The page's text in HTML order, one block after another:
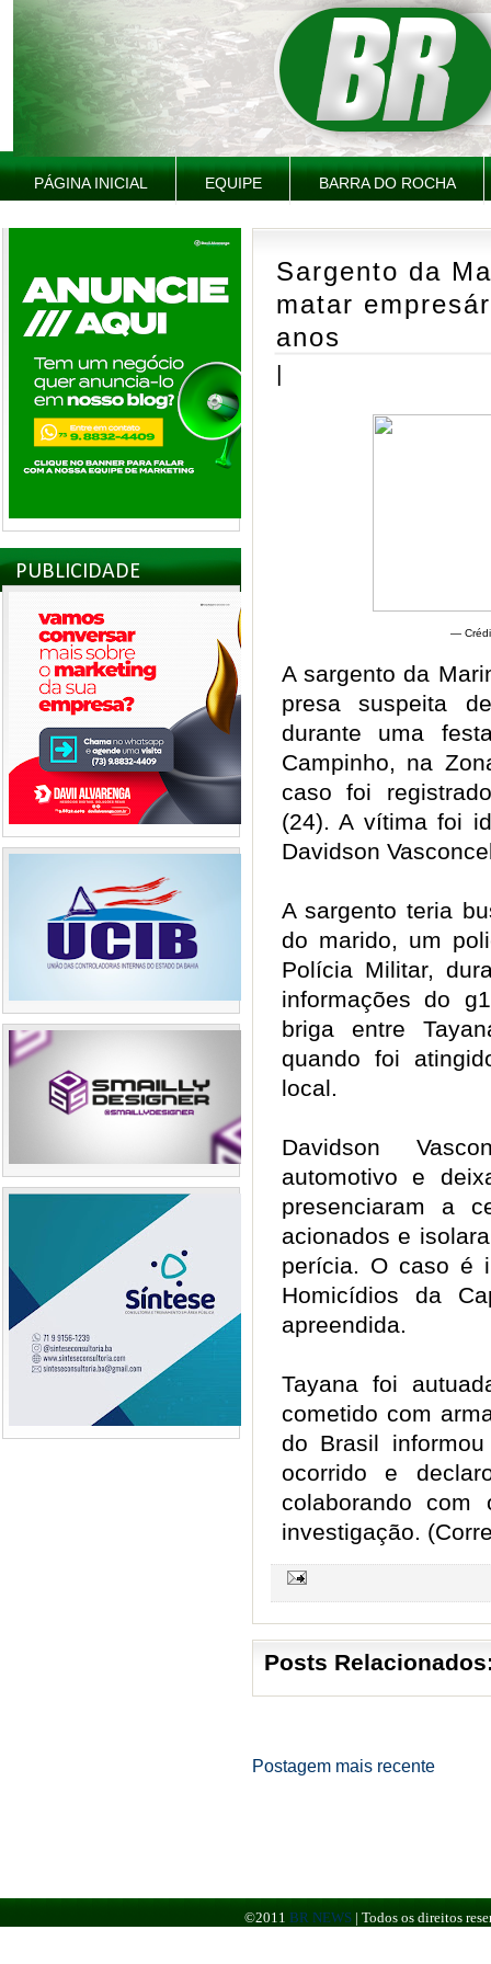
PÁGINA INICIAL EQUIPE BARRA DO ROCHA
PUBLICIDADE
Sargento da
matar
anos
|
—
A sargento da
presa suspeita
durante uma
Campinho, na
caso foi
(24). A vítima foi
Davidson
A sargento teria
do marido, um
Polícia Militar,
informações do
briga entre
quando foi
local.
Davidson
automotivo e
presenciaram a
acionados e
perícia. O caso é
Homicídios da
apreendida.
Tayana foi
cometido com
do Brasil
ocorrido e
colaborando com
investigação.
Posts
Postagem mais recente
©2011 BR NEWS | Todos os direitos